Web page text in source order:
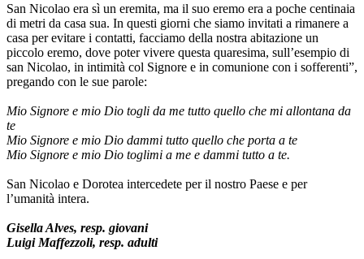
San Nicolao era sì un eremita, ma il suo eremo era a poche centinaia
di metri da casa sua. In questi giorni che siamo invitati a rimanere a
casa per evitare i contatti, facciamo della nostra abitazione un
piccolo eremo, dove poter vivere questa quaresima, sull’esempio di
san Nicolao, in intimità col Signore e in comunione con i sofferenti”,
pregando con le sue parole:
Mio Signore e mio Dio togli da me tutto quello che mi allontana da
te
Mio Signore e mio Dio dammi tutto quello che porta a te
Mio Signore e mio Dio toglimi a me e dammi tutto a te.
San Nicolao e Dorotea intercedete per il nostro Paese e per
l’umanità intera.
Gisella Alves, resp. giovani
Luigi Maffezzoli, resp. adulti